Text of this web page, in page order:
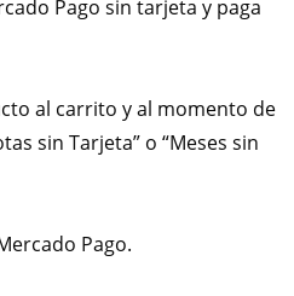
Pago sin tarjeta y paga
al carrito y al momento de
sin Tarjeta” o “Meses sin
Pago.